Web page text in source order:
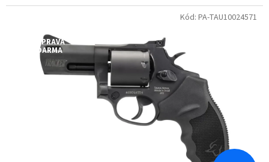
DOPRAVA
ZDARMA
Kód: PA-TAU10024571